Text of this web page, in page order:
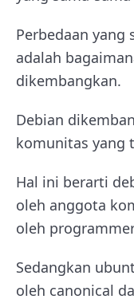
Perbedaan yang
adalah
dikembangkan.
Debian
komunitas yang
Hal ini berarti
oleh anggota
oleh
Sedangkan
oleh canonical